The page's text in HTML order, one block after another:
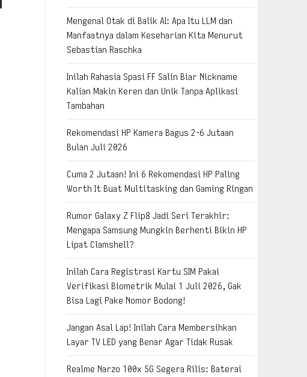
Mengenal Otak di Balik AI: Apa Itu LLM dan
Manfaatnya dalam Keseharian Kita Menurut
Sebastian Raschka
Inilah Rahasia Spasi FF Salin Biar Nickname
Kalian Makin Keren dan Unik Tanpa Aplikasi
Tambahan
Rekomendasi HP Kamera Bagus 2-6 Jutaan
Bulan Juli 2026
Cuma 2 Jutaan! Ini 6 Rekomendasi HP Paling
Worth It Buat Multitasking dan Gaming Ringan
Rumor Galaxy Z Flip8 Jadi Seri Terakhir:
Mengapa Samsung Mungkin Berhenti Bikin HP
Lipat Clamshell?
Inilah Cara Registrasi Kartu SIM Pakai
Verifikasi Biometrik Mulai 1 Juli 2026, Gak
Bisa Lagi Pake Nomor Bodong!
Jangan Asal Lap! Inilah Cara Membersihkan
Layar TV LED yang Benar Agar Tidak Rusak
Realme Narzo 100x 5G Segera Rilis: Baterai